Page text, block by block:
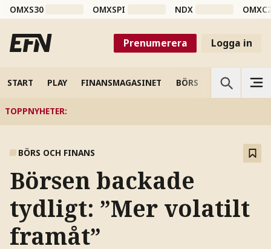
OMXS30 OMXSPI NDX
Prenumerera Logga in
START PLAY FINANSMAGASINET BÖRS VETENSKAP
TOPPNYHETER:
BÖRS OCH FINANS
Börsen backade
tydligt: ”Mer volatilt
framåt”